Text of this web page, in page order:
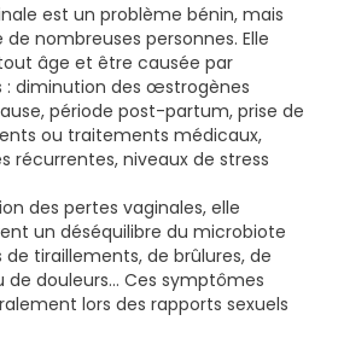
oxyde de stéaramine,
EDTA, huile d'angtrasustifolia,
extrait de racine d'Arctium
est un problème bénin, mais
nombreuses personnes. Elle
âge et être causée par
diminution des œstrogènes
période post-partum, prise de
ou traitements médicaux,
récurrentes, niveaux de stress
des pertes vaginales, elle
un déséquilibre du microbiote
de tiraillements, de brûlures, de
de douleurs… Ces symptômes
lors des rapports sexuels